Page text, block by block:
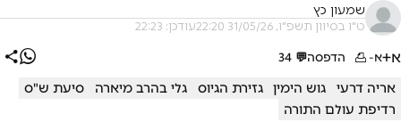
שמעון כץ
ט"ו בסיוון תשפ"ו, 31/05/26 22:20 עודכן: 22:23
א+א- הדפסה💬
34
אריה דרעי גוש הימין גזירת הגיוס גלי בהרב מיארה
סיעת ש"ס
רדיפת עולם התורה